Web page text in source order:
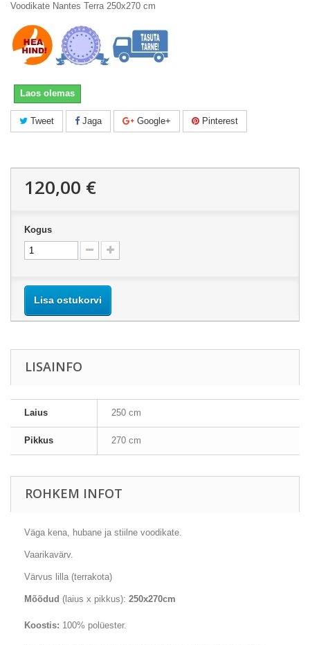
Voodikate Nantes Terra 250x270 cm
Laos olemas
Tweet Jaga Google+ Pinterest
120,00 €
Kogus
Lisa ostukorvi
LISAINFO
Laius 250 cm
Pikkus 270 cm
ROHKEM INFOT
Väga kena, hubane ja stiilne voodikate.
Vaarikavärv.
Värvus lilla (terrakota)
Mõõdud (laius x pikkus): 250x270cm
Koostis: 100% polüester.